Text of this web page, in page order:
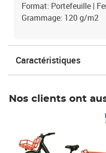
Format: Portefeuille |
Grammage: 120 g/m2
Caractéristiques
Nos clients ont